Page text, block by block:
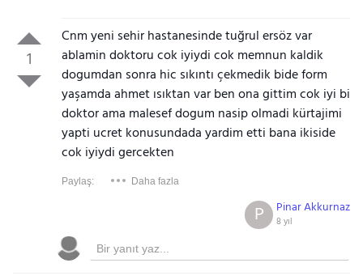
1
Cnm yeni sehir hastanesinde tuğrul ersöz var
ablamin doktoru cok iyiydi cok memnun kaldik
dogumdan sonra hic sıkıntı çekmedik bide form
yaşamda ahmet ısıktan var ben ona gittim cok iyi bi
doktor ama malesef dogum nasip olmadi kürtajimi
yapti ucret konusundada yardim etti bana ikiside
cok iyiydi gercekten
Paylaş: Daha fazla
Pinar Akkurnaz
8 yıl
P